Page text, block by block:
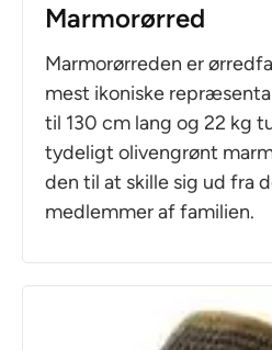
Marmorørred
Marmorørreden er
mest ikoniske
til 130 cm lang og 22 kg
tydeligt olivengrønt
den til at skille sig ud fra
medlemmer af familien.